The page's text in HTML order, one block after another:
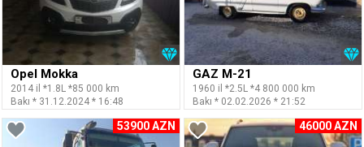
Opel Mokka
2014 il *1.8L *85 000 km
Bakı * 31.12.2024 * 16:48
GAZ M-21
1960 il *2.5L *4 800 000 km
Bakı * 02.02.2026 * 21:52
53900 AZN 46000 AZN